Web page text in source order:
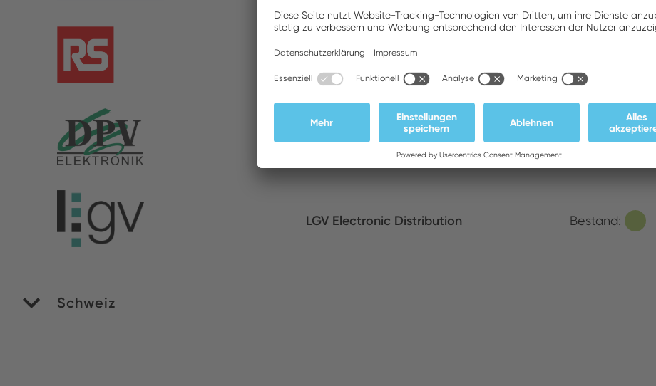
RS Components
DPV Elektronik Bestand:
LGV Electronic Distribution Bestand:
Schweiz